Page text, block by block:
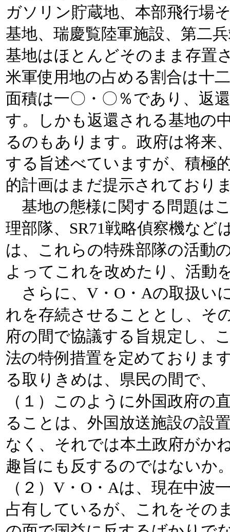
ガソリン貯蔵地、本部飛行場
基地、瑞慶覧陸軍施設、第二
基地はほとんどそのまま存置
米軍使用地の占める割合は十
面積は一〇・〇％であり、返
す。しかも返還される基地の
るのもあります。政府は将来
する旨述べていますが、積極
的計画はまだ提示されており
基地の態様に関する問題は
理部隊、SR71戦略偵察機な
は、これらの特殊部隊の活動
よってこれを改めたり、活動
さらに、V・O・Aの取扱い
れを存続させることとし、そ
府の間で協議する旨規定し、
法の特例措置を定めておりま
る取りきめは、県民の間で、
（１）このように外国政府の
ることは、外国放送施設の設
なく、それでは本土政府がか
趣旨にも反するのではないか
（２）V・O・Aは、現在中波
占有しているが、これをその